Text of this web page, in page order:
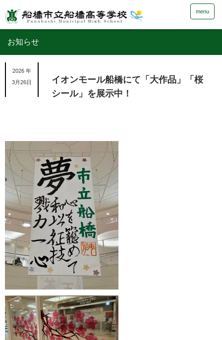
menu
お知らせ
2026 年
3月26日
イオンモール船橋にて「大作品」「桜
シール」を展示中！